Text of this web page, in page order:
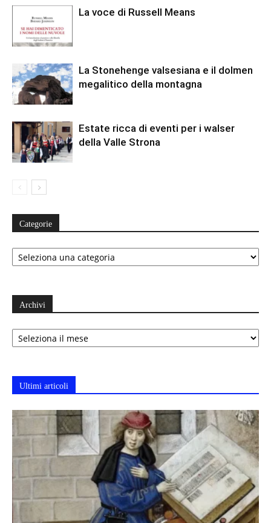
La voce di Russell Means
La Stonehenge valsesiana e il dolmen
megalitico della montagna
Estate ricca di eventi per i walser
della Valle Strona
Categorie
Categorie
Archivi
Archivi
Ultimi articoli